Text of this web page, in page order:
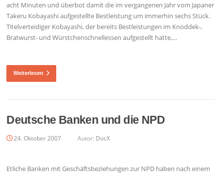
acht Minuten und überbot damit die im vergangenen Jahr vom Japaner
Takeru Kobayashi aufgestellte Bestleistung um immerhin sechs Stück.
Titelverteidiger Kobayashi, der bereits Bestleistungen im Knöddek-,
Bratwurst- und Würstchenschnellessen aufgestellt hatte,…
Weiterlesen
Deutsche Banken und die NPD
24. Oktober 2007 Autor: DocX
Etliche Banken mit Geschäftsbeziehungen zur NPD haben nach einem